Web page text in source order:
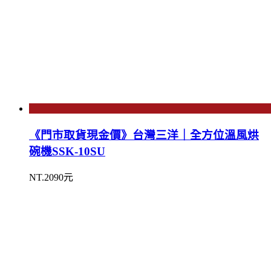
《門市取貨現金價》台灣三洋｜全方位溫風烘
碗機SSK-10SU
NT.2090元